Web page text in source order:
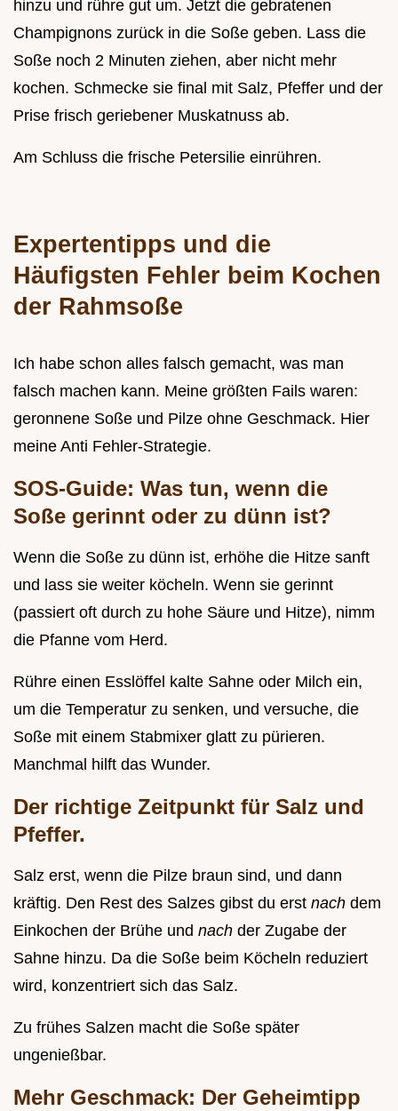
hinzu und rühre gut um. Jetzt die gebratenen
Champignons zurück in die Soße geben. Lass die
Soße noch 2 Minuten ziehen, aber nicht mehr
kochen. Schmecke sie final mit Salz, Pfeffer und der
Prise frisch geriebener Muskatnuss ab.
Am Schluss die frische Petersilie einrühren.
Expertentipps und die
Häufigsten Fehler beim Kochen
der Rahmsoße
Ich habe schon alles falsch gemacht, was man
falsch machen kann. Meine größten Fails waren:
geronnene Soße und Pilze ohne Geschmack. Hier
meine Anti Fehler-Strategie.
SOS-Guide: Was tun, wenn die
Soße gerinnt oder zu dünn ist?
Wenn die Soße zu dünn ist, erhöhe die Hitze sanft
und lass sie weiter köcheln. Wenn sie gerinnt
(passiert oft durch zu hohe Säure und Hitze), nimm
die Pfanne vom Herd.
Rühre einen Esslöffel kalte Sahne oder Milch ein,
um die Temperatur zu senken, und versuche, die
Soße mit einem Stabmixer glatt zu pürieren.
Manchmal hilft das Wunder.
Der richtige Zeitpunkt für Salz und
Pfeffer.
Salz erst, wenn die Pilze braun sind, und dann
kräftig. Den Rest des Salzes gibst du erst nach dem
Einkochen der Brühe und nach der Zugabe der
Sahne hinzu. Da die Soße beim Köcheln reduziert
wird, konzentriert sich das Salz.
Zu frühes Salzen macht die Soße später
ungenießbar.
Mehr Geschmack: Der Geheimtipp